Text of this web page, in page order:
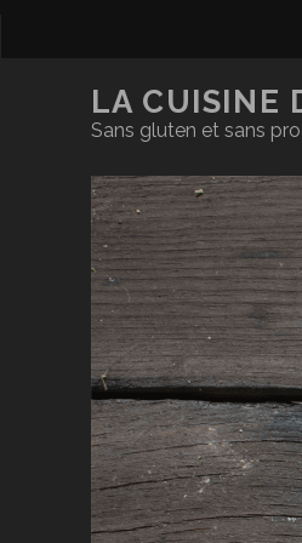
LA CUISINE
Sans gluten et sans